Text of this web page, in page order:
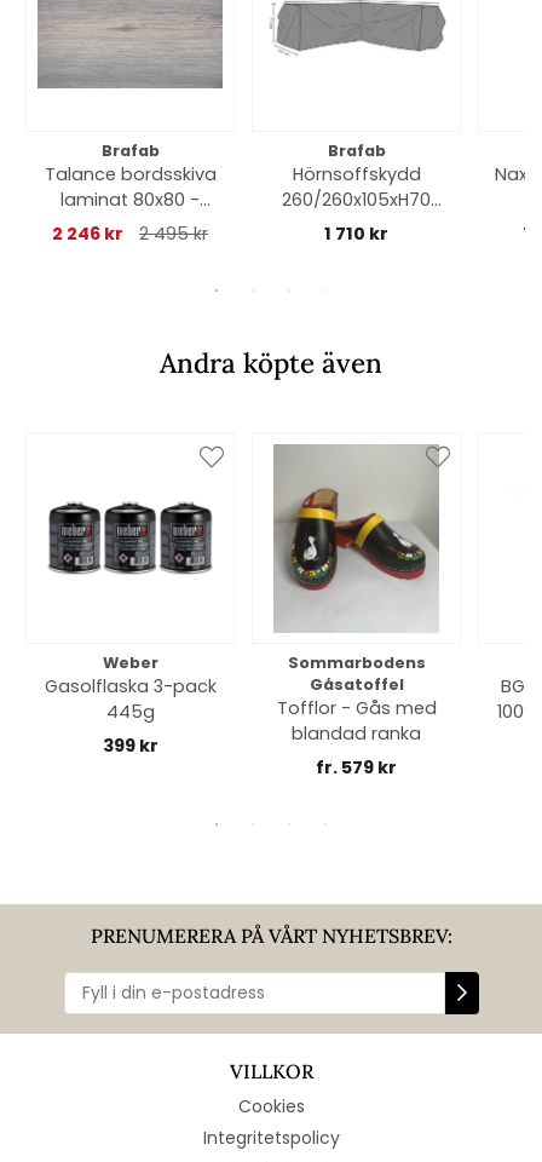
Brafab
Talance bordsskiva
laminat 80x80 -
natur trä
2 246 kr 2 495 kr
Brafab
Hörnsoffskydd
260/260x105xH70
cm, andas - svart
1 710 kr
Andra köpte även
Weber
Gasolflaska 3-pack
445g
399 kr
Sommarbodens
Gåsatoffel
Tofflor - Gås med
blandad ranka
fr. 579 kr
PRENUMERERA PÅ VÅRT NYHETSBREV:
VILLKOR
Cookies
Integritetspolicy